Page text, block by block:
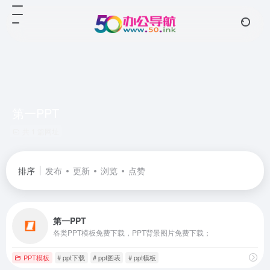
排序 发布 更新 浏览 点赞
第一PPT
各类PPT模板免费下载，PPT背景图片免费下载；
PPT模板 # ppt下载 # ppt图表 # ppt模板